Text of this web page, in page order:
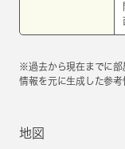
※過去から現在までに部
情報を元に生成した参考
地図